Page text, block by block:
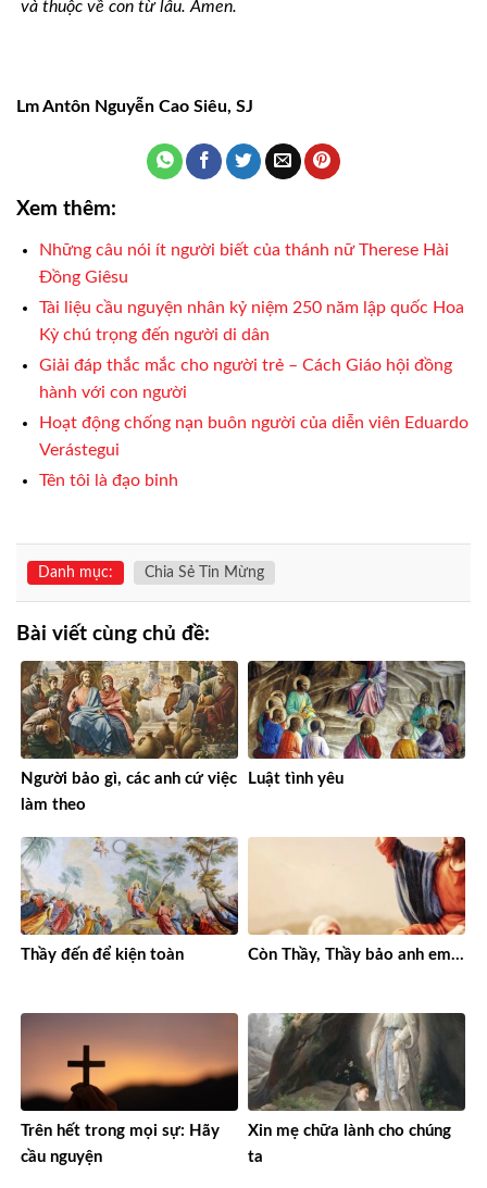
và thuộc về con từ lâu. Amen.
Lm Antôn Nguyễn Cao Siêu, SJ
Xem thêm:
Những câu nói ít người biết của thánh nữ Therese Hài
Đồng Giêsu
Tài liệu cầu nguyện nhân kỷ niệm 250 năm lập quốc Hoa
Kỳ chú trọng đến người di dân
Giải đáp thắc mắc cho người trẻ – Cách Giáo hội đồng
hành với con người
Hoạt động chống nạn buôn người của diễn viên Eduardo
Verástegui
Tên tôi là đạo binh
Danh mục: Chia Sẻ Tin Mừng
Bài viết cùng chủ đề:
Người bảo gì, các anh cứ việc
làm theo
Luật tình yêu
Thầy đến để kiện toàn Còn Thầy, Thầy bảo anh em…
Trên hết trong mọi sự: Hãy
cầu nguyện
Xin mẹ chữa lành cho chúng
ta